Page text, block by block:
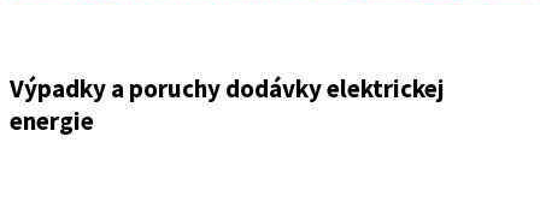
Výpadky a poruchy dodávky elektrickej
energie